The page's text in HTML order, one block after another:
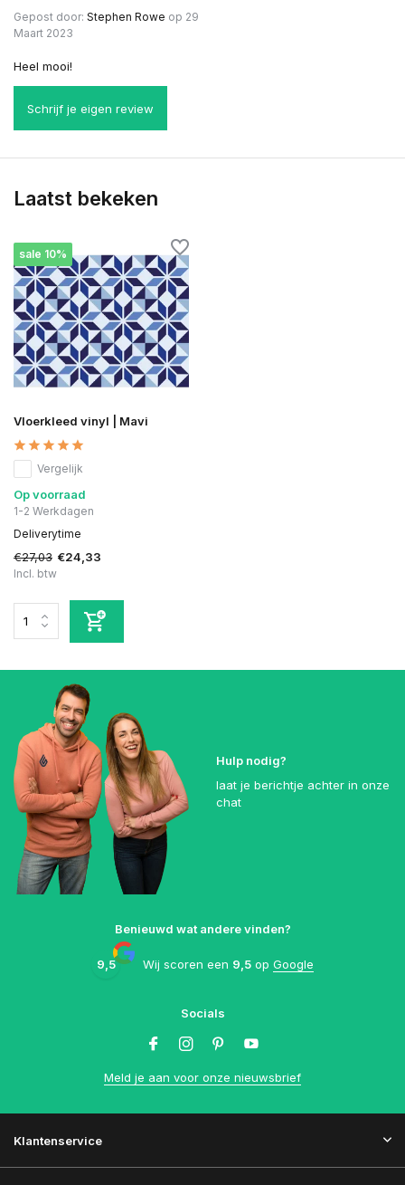
Gepost door: Stephen Rowe op 29
Maart 2023
Heel mooi!
Schrijf je eigen review
Laatst bekeken
sale 10%
Vloerkleed vinyl | Mavi
Vergelijk
Op voorraad
1-2 Werkdagen
Deliverytime
€27,03 €24,33
Incl. btw
Hulp nodig?
laat je berichtje achter in onze
chat
Benieuwd wat andere vinden?
9,5 Wij scoren een 9,5 op Google
Socials
Meld je aan voor onze nieuwsbrief
Klantenservice